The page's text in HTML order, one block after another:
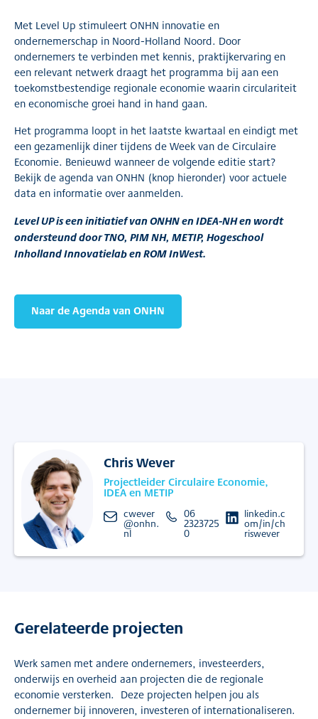
Met Level Up stimuleert ONHN innovatie en
ondernemerschap in Noord-Holland Noord. Door
ondernemers te verbinden met kennis, praktijkervaring en
een relevant netwerk draagt het programma bij aan een
toekomstbestendige regionale economie waarin circulariteit
en economische groei hand in hand gaan.
Het programma loopt in het laatste kwartaal en eindigt met
een gezamenlijk diner tijdens de Week van de Circulaire
Economie. Benieuwd wanneer de volgende editie start?
Bekijk de agenda van ONHN (knop hieronder) voor actuele
data en informatie over aanmelden.
Level UP is een initiatief van ONHN en IDEA-NH en wordt
ondersteund door TNO, PIM NH, METIP, Hogeschool
Inholland Innovatielab en ROM InWest.
Naar de Agenda van ONHN
Chris Wever
Projectleider Circulaire Economie,
IDEA en METIP
cwever
@onhn.
nl
06
2323725
0
linkedin.c
om/in/ch
riswever
Gerelateerde projecten
Werk samen met andere ondernemers, investeerders,
onderwijs en overheid aan projecten die de regionale
economie versterken. Deze projecten helpen jou als
ondernemer bij innoveren, investeren of internationaliseren.